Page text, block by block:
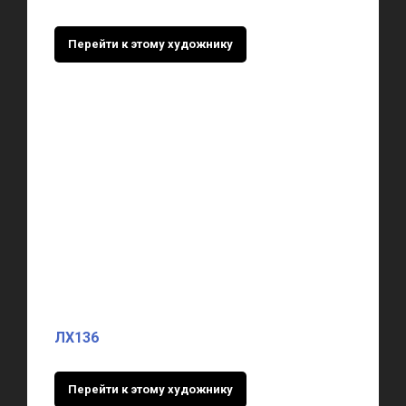
Перейти к этому художнику
ЛХ136
Перейти к этому художнику